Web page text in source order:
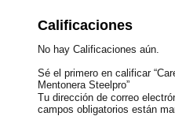
Calificaciones
No hay Calificaciones aún.
Sé el primero en calificar
Mentonera Steelpro”
Tu dirección de correo
campos obligatorios están